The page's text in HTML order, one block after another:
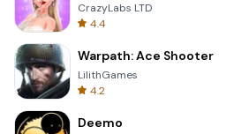
CrazyLabs LTD
4.4
Warpath: Ace Shooter
LilithGames
4.2
Deemo